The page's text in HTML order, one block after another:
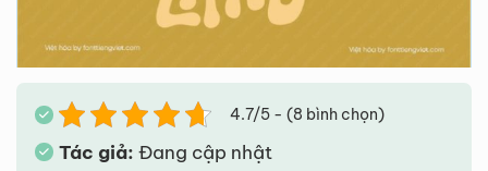
4.7/5 - (8 bình chọn)
Tác giả: Đang cập nhật